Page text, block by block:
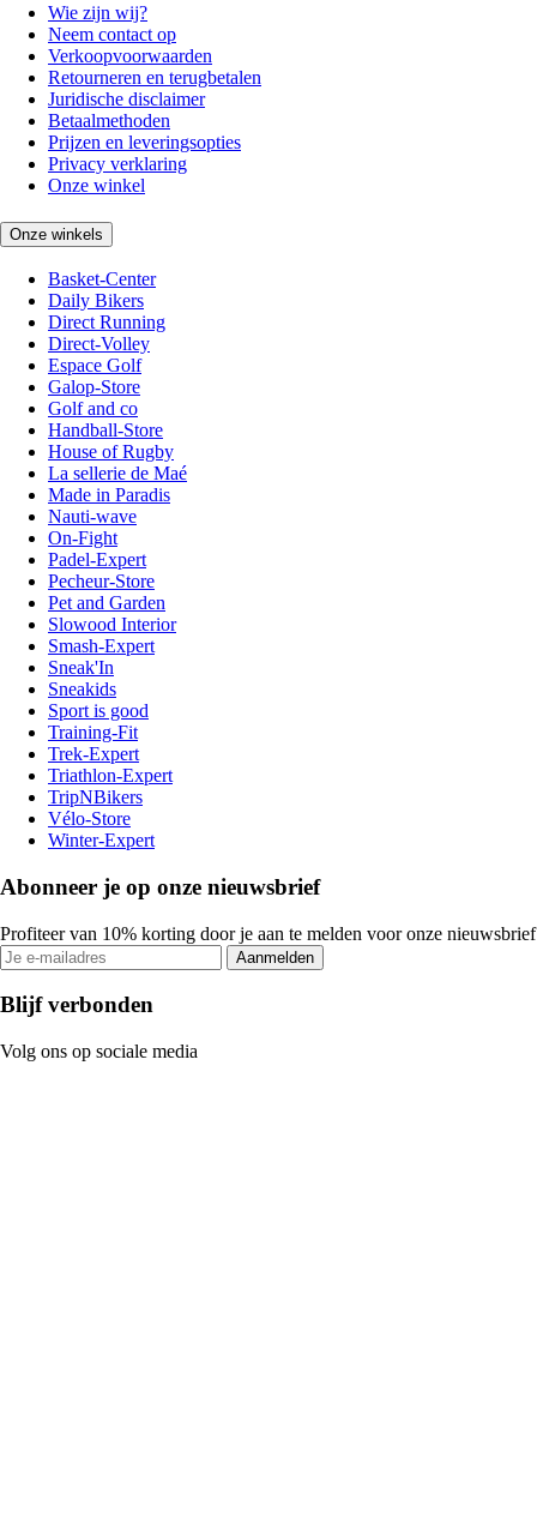
Wie zijn wij?
Neem contact op
Verkoopvoorwaarden
Retourneren en terugbetalen
Juridische disclaimer
Betaalmethoden
Prijzen en leveringsopties
Privacy verklaring
Onze winkel
Onze winkels
Basket-Center
Daily Bikers
Direct Running
Direct-Volley
Espace Golf
Galop-Store
Golf and co
Handball-Store
House of Rugby
La sellerie de Maé
Made in Paradis
Nauti-wave
On-Fight
Padel-Expert
Pecheur-Store
Pet and Garden
Slowood Interior
Smash-Expert
Sneak'In
Sneakids
Sport is good
Training-Fit
Trek-Expert
Triathlon-Expert
TripNBikers
Vélo-Store
Winter-Expert
Abonneer je op onze nieuwsbrief
Profiteer van 10% korting door je aan te melden voor onze nieuwsbrief
Aanmelden
Blijf verbonden
Volg ons op sociale media